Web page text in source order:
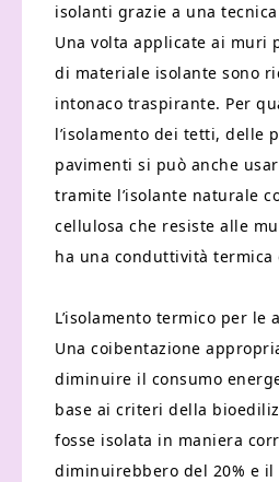
isolanti grazie a una tecnica
Una volta applicate ai muri
di materiale isolante sono
intonaco traspirante. Per
l’isolamento dei tetti, delle
pavimenti si può anche
tramite l’isolante naturale
cellulosa che resiste alle
ha una conduttività termica
L’isolamento termico per le
Una coibentazione
diminuire il consumo
base ai criteri della
fosse isolata in maniera
diminuirebbero del 20% e